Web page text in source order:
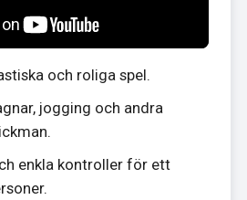
och roliga spel.
jogging och andra
enkla kontroller för ett